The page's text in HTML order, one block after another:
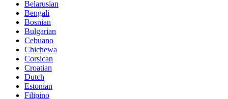
Belarusian
Bengali
Bosnian
Bulgarian
Cebuano
Chichewa
Corsican
Croatian
Dutch
Estonian
Filipino